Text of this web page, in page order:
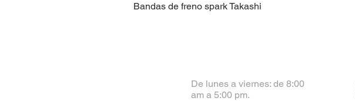
Bandas de freno spark Takashi
De lunes a viernes: de 8:00
am a 5:00 pm.